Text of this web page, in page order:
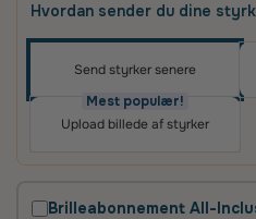
Hvordan sender du dine
Send styrker senere
Mest populær!
Upload billede af styrker
Brilleabonnement All-
Oplev skræddersyede
priser, du vil elske
Det vigtigste for os er, at du
Derfor får du altid100